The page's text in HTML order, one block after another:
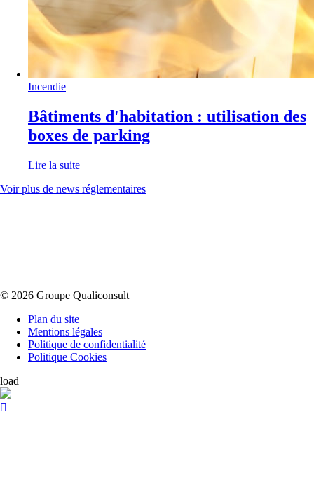
Incendie
Bâtiments d'habitation : utilisation des
boxes de parking
Lire la suite +
Voir plus de news réglementaires
© 2026 Groupe Qualiconsult
Plan du site
Mentions légales
Politique de confidentialité
Politique Cookies
load